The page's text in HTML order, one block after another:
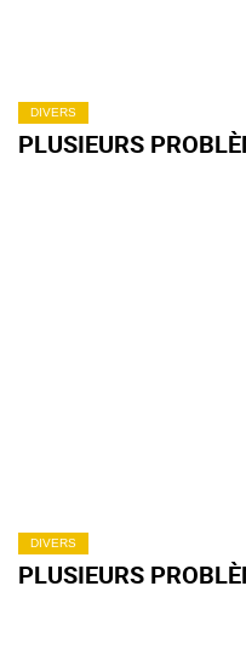
DIVERS
PLUSIEURS
DIVERS
PLUSIEURS